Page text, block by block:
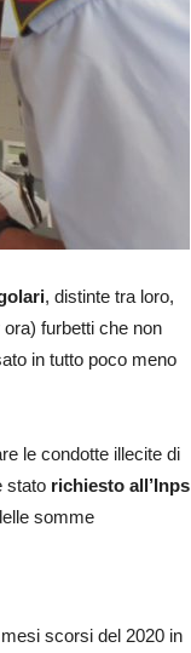
, distinte tra loro,
furbetti che non
in tutto poco meno
le condotte illecite di
stato richiesto all’Inps
somme
scorsi del 2020 in